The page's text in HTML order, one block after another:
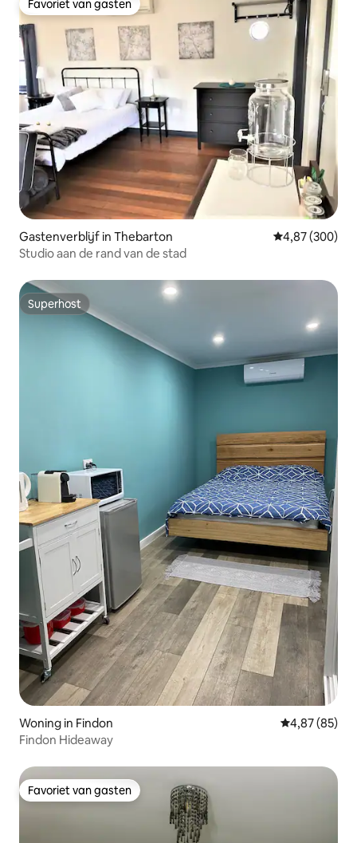
Favoriet van gasten
Favoriet van gasten
Gastenverblijf in Thebarton Gemiddelde
4,87 (300)
Studio aan de rand van de stad
Superhost
Superhost
Woning in Findon Gemiddelde
4,87 (85)
Findon Hideaway
Favoriet van gasten
Favoriet van gasten